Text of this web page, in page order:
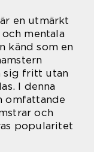
en utmärkt
mentala
känd som en
sig fritt utan
I denna
omfattande
och
popularitet